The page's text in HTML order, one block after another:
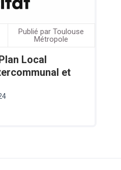
Publié par Toulouse
Métropole
Local
et